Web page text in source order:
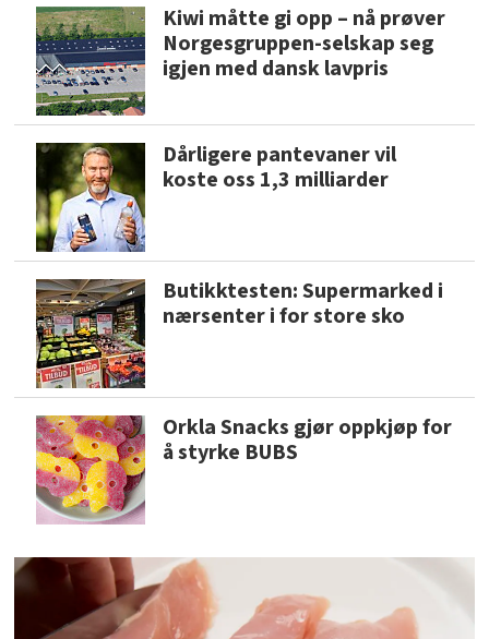
Kiwi måtte gi opp – nå prøver
Norgesgruppen-selskap seg
igjen med dansk lavpris
Dårligere pantevaner vil
koste oss 1,3 milliarder
Butikktesten: Supermarked i
nærsenter i for store sko
Orkla Snacks gjør oppkjøp for
å styrke BUBS